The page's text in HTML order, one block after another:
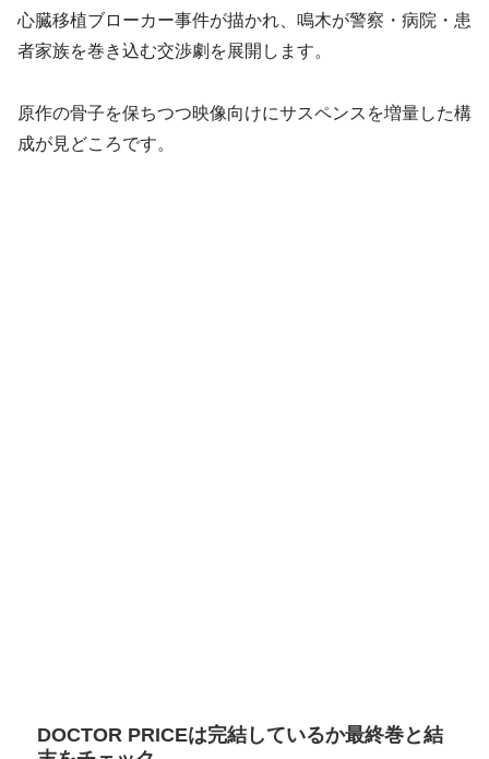
心臓移植ブローカー事件が描かれ、鳴木が警察・病院・患
者家族を巻き込む交渉劇を展開します。
原作の骨子を保ちつつ映像向けにサスペンスを増量した構
成が見どころです。
DOCTOR PRICEは完結しているか最終巻と結